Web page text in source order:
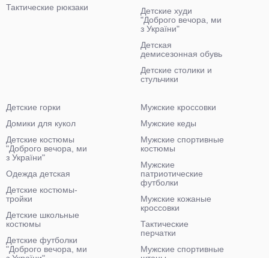
Тактические рюкзаки
Детские худи
"Доброго вечора, ми
з України"
Детская
демисезонная обувь
Детские столики и
стульчики
Детские горки
Домики для кукол
Детские костюмы
"Доброго вечора, ми
з України"
Одежда детская
Детские костюмы-
тройки
Детские школьные
костюмы
Детские футболки
"Доброго вечора, ми
Мужские кроссовки
Мужские кеды
Мужские спортивные
костюмы
Мужские
патриотические
футболки
Мужские кожаные
кроссовки
Тактические
перчатки
Мужские спортивные